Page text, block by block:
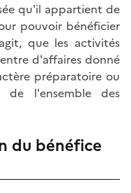
qu'il appartient de
pouvoir bénéficier
que les activités
d'affaires donné
préparatoire ou
de l'ensemble des
du bénéfice